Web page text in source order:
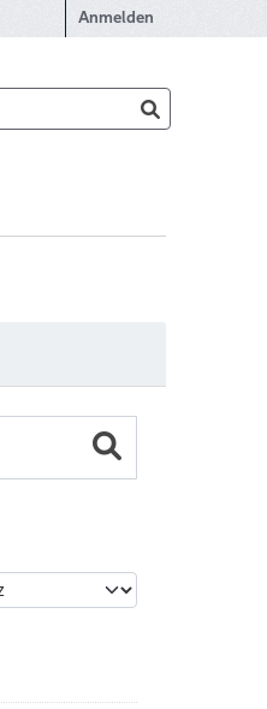
Anmelden